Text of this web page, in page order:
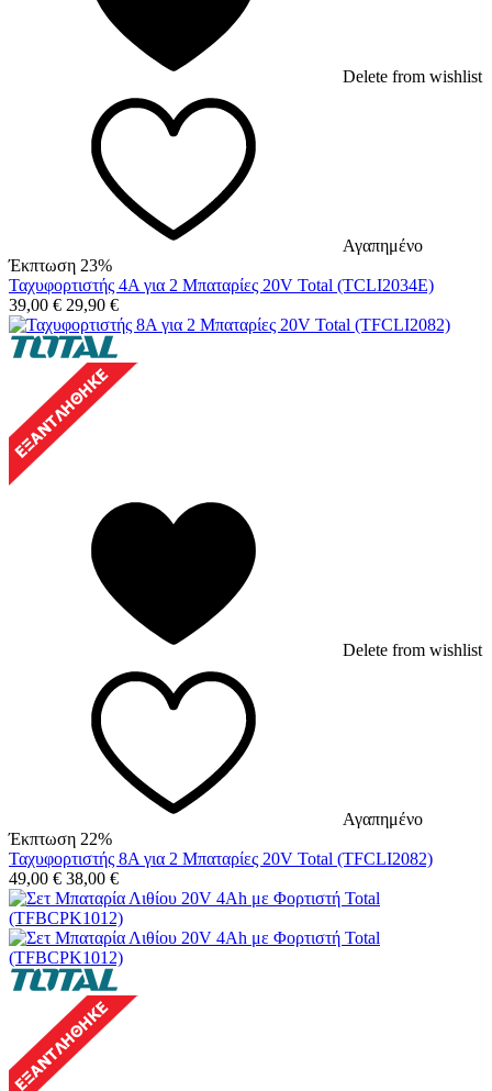
Delete from wishlist
Αγαπημένο
Έκπτωση 23%
Ταχυφορτιστής 4A για 2 Μπαταρίες 20V Total (TCLI2034E)
39,00 € 29,90 €
Delete from wishlist
Αγαπημένο
Έκπτωση 22%
Ταχυφορτιστής 8A για 2 Μπαταρίες 20V Total (TFCLI2082)
49,00 € 38,00 €